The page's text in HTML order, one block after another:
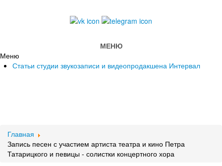
МЕНЮ
Меню
Статьи студии звукозаписи и видеопродакшена Интервал
Главная
Запись песен с участием артиста театра и кино Петра
Татарицкого и певицы - солистки концертного хора